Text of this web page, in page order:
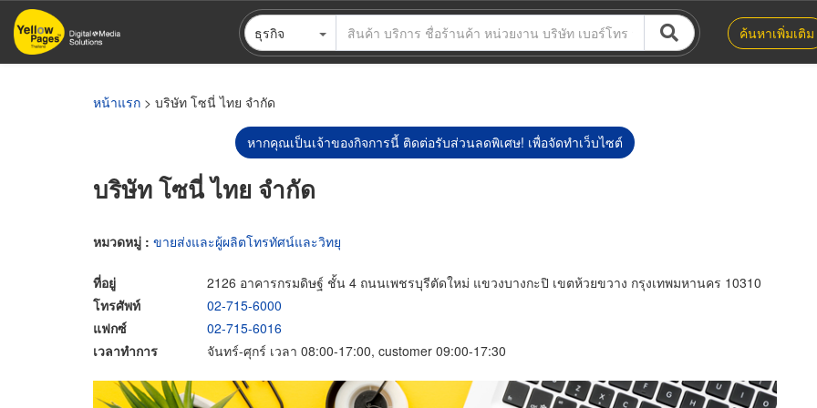
ข้าม
ไป
ธุรกิจ ค้นหาเพิ่มเติม
หน้าแรก > บริษัท โซนี่ ไทย จำกัด
หากคุณเป็นเจ้าของกิจการนี้ ติดต่อรับส่วนลดพิเศษ! เพื่อจัดทำเว็บไซต์
บริษัท โซนี่ ไทย จำกัด
หมวดหมู่ : ขายส่งและผู้ผลิตโทรทัศน์และวิทยุ
ที่อยู่
2126 อาคารกรมดิษฐ์ ชั้น 4 ถนนเพชรบุรีตัดใหม่ แขวงบางกะปิ เขตห้วยขวาง กรุงเทพมหานคร 10310
โทรศัพท์
02-715-6000
แฟกซ์
02-715-6016
เวลาทำการ
จันทร์-ศุกร์ เวลา 08:00-17:00, customer 09:00-17:30